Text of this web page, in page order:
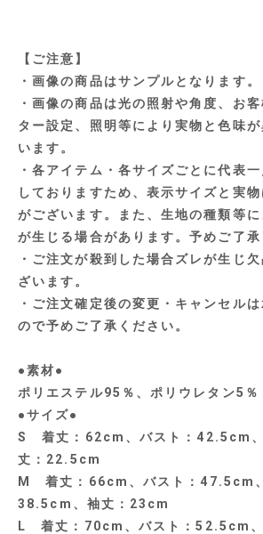
【ご注意】
・画像の商品はサンプルとなります。
・画像の商品は光の照射や角度、お
ター設定、照明等により実物と色味
います。
・各アイテム・各サイズごとに代表
しておりますため、表示サイズと実
がございます。また、生地の種類等
が生じる場合があります。予めご了承
・ご注文が殺到した場合ズレが生じ
ざいます。
・ご注文確定後の変更・キャンセル
ので予めご了承ください。
●素材●
ポリエステル95％、ポリウレタン5％
●サイズ●
S 着丈：62cm、バスト：42.5cm
丈：22.5cm
M 着丈：66cm、バスト：47.5cm
38.5cm、袖丈：23cm
L 着丈：70cm、バスト：52.5cm